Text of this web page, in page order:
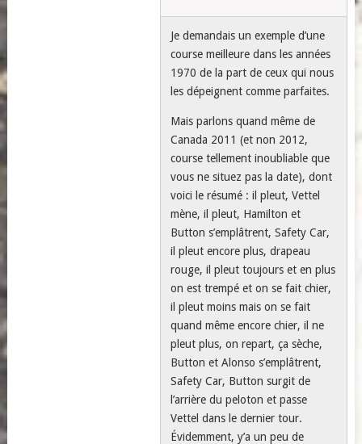
Je demandais un exemple d’une
course meilleure dans les années
1970 de la part de ceux qui nous
les dépeignent comme parfaites.
Mais parlons quand même de
Canada 2011 (et non 2012,
course tellement inoubliable que
vous ne situez pas la date), dont
voici le résumé : il pleut, Vettel
mène, il pleut, Hamilton et
Button s’emplâtrent, Safety Car,
il pleut encore plus, drapeau
rouge, il pleut toujours et en plus
on est trempé et on se fait chier,
il pleut moins mais on se fait
quand même encore chier, il ne
pleut plus, on repart, ça sèche,
Button et Alonso s’emplâtrent,
Safety Car, Button surgit de
l’arrière du peloton et passe
Vettel dans le dernier tour.
Évidemment, y’a un peu de